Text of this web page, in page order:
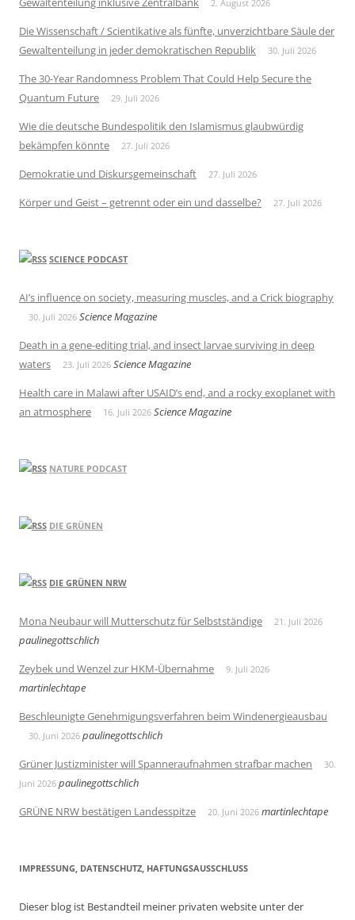
2. August 2026
Die Wissenschaft / Scientikative als fünfte, unverzichtbare Säule der
Gewaltenteilung in jeder demokratischen Republik
30. Juli 2026
The 30-Year Randomness Problem That Could Help Secure the
Quantum Future
29. Juli 2026
Wie die deutsche Bundespolitik den Islamismus glaubwürdig
bekämpfen könnte
27. Juli 2026
Demokratie und Diskursgemeinschaft 27. Juli 2026
Körper und Geist – getrennt oder ein und dasselbe? 27. Juli 2026
SCIENCE PODCAST
AI’s influence on society, measuring muscles, and a Crick biography
30. Juli 2026 Science Magazine
Death in a gene-editing trial, and insect larvae surviving in deep
waters
23. Juli 2026 Science Magazine
Health care in Malawi after USAID’s end, and a rocky exoplanet with
an atmosphere
16. Juli 2026 Science Magazine
NATURE PODCAST
DIE GRÜNEN
DIE GRÜNEN NRW
Mona Neubaur will Mutterschutz für Selbstständige 21. Juli 2026
paulinegottschlich
Zeybek und Wenzel zur HKM-Übernahme
9. Juli 2026
martinlechtape
Beschleunigte Genehmigungsverfahren beim Windenergieausbau
30. Juni 2026 paulinegottschlich
Grüner Justizminister will Spanneraufnahmen strafbar machen
30.
Juni 2026 paulinegottschlich
GRÜNE NRW bestätigen Landesspitze
20. Juni 2026 martinlechtape
IMPRESSUNG, DATENSCHUTZ, HAFTUNGSAUSSCHLUSS
Dieser blog ist Bestandteil meiner privaten website unter der